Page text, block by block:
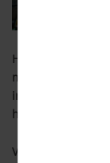
Het lijkt erop dat
makkelijker gaan
in 2020 wel een
het jaar
Veranderingen